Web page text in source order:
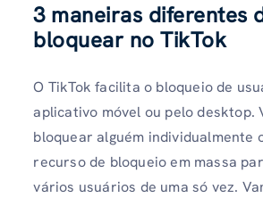
3 maneiras diferentes
bloquear no TikTok
O TikTok facilita o bloqueio de
aplicativo móvel ou pelo desktop.
bloquear alguém individualmente
recurso de bloqueio em massa
vários usuários de uma só vez.